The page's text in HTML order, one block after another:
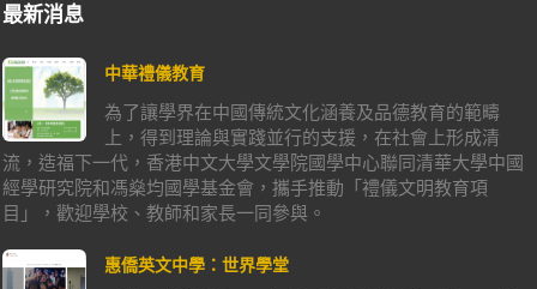
最新消息
中華禮儀教育
為了讓學界在中國傳統文化涵養及品德教育的範疇
上，得到理論與實踐並行的支援，在社會上形成清
流，造福下一代，香港中文大學文學院國學中心聯同清華大學中國
經學研究院和馮燊均國學基金會，攜手推動「禮儀文明教育項
目」，歡迎學校、教師和家長一同參與。
惠僑英文中學：世界學堂